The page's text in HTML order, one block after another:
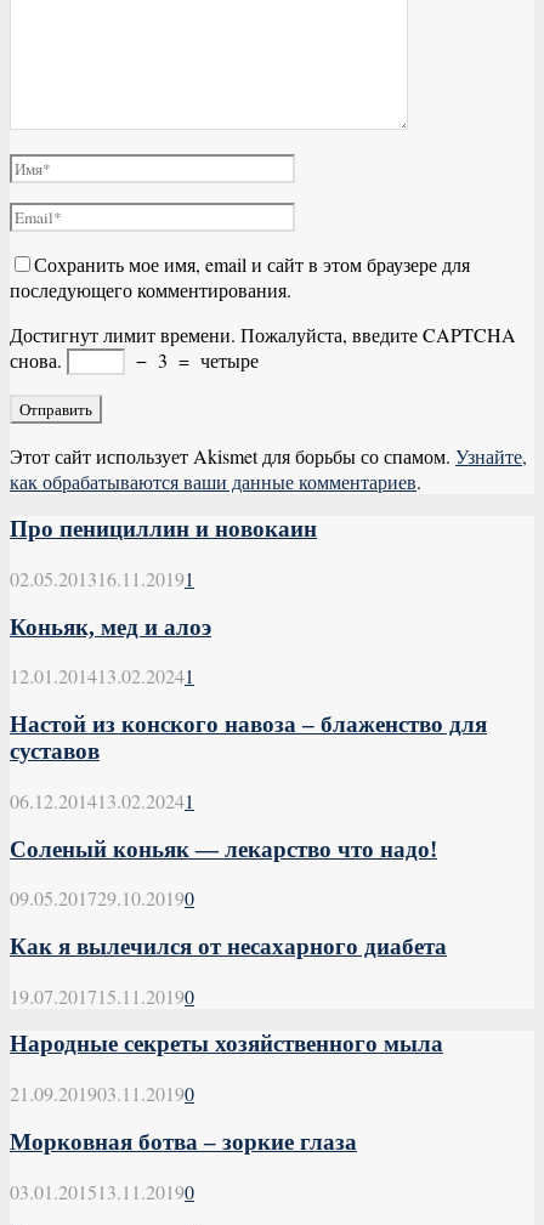
Сохранить мое имя, email и сайт в этом браузере для
последующего комментирования.
Достигнут лимит времени. Пожалуйста, введите CAPTCHA
снова.
− 3 = четыре
Этот сайт использует Akismet для борьбы со спамом. Узнайте,
как обрабатываются ваши данные комментариев.
Про пенициллин и новокаин
02.05.201316.11.20191
Коньяк, мед и алоэ
12.01.201413.02.20241
Настой из конского навоза – блаженство для
суставов
06.12.201413.02.20241
Соленый коньяк — лекарство что надо!
09.05.201729.10.20190
Как я вылечился от несахарного диабета
19.07.201715.11.20190
Народные секреты хозяйственного мыла
21.09.201903.11.20190
Морковная ботва – зоркие глаза
03.01.201513.11.20190